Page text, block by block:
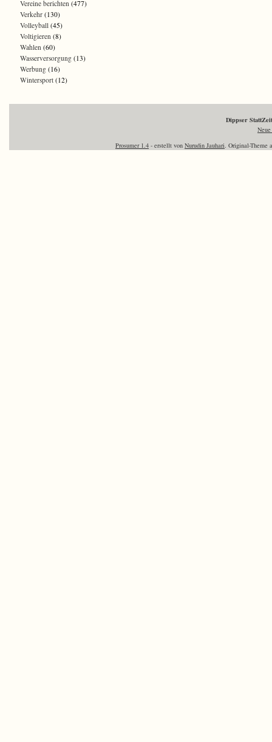
Vereine berichten (477)
Verkehr (130)
Volleyball (45)
Voltigieren (8)
Wahlen (60)
Wasserversorgung (13)
Werbung (16)
Wintersport (12)
Dippser
Prosumer 1.4 - erstellt von Nurudin Jauhari. Original-Theme